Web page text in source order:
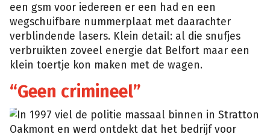
een gsm voor iedereen er een had en een
wegschuifbare nummerplaat met daarachter
verblindende lasers. Klein detail: al die snufjes
verbruikten zoveel energie dat Belfort maar een
klein toertje kon maken met de wagen.
“Geen crimineel”
Jordan
Belfort
In 1997 viel de politie massaal binnen in Stratton
Oakmont en werd ontdekt dat het bedrijf voor